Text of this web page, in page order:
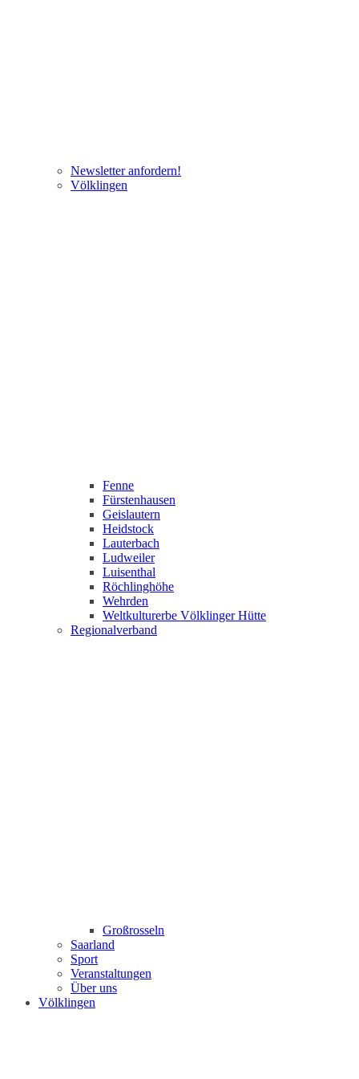
Newsletter anfordern!
Völklingen
Fenne
Fürstenhausen
Geislautern
Heidstock
Lauterbach
Ludweiler
Luisenthal
Röchlinghöhe
Wehrden
Weltkulturerbe Völklinger Hütte
Regionalverband
Großrosseln
Saarland
Sport
Veranstaltungen
Über uns
Völklingen